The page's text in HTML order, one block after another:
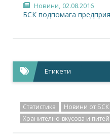
Новини, 02.08.2016
БСК подпомага
Етикети
Статистика
Новини от БСК
Хранително-вкусова и